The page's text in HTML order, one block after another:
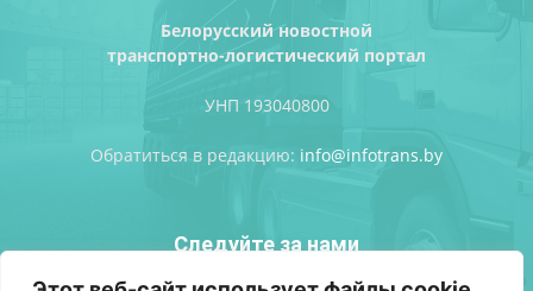
Белорусский новостной
транспортно-логистический портал
УНП 193040800
Обратиться в редакцию: info@infotrans.bу
Следуйте за нами